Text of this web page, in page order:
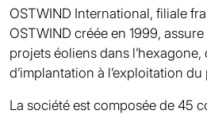
OSTWIND International, filiale
OSTWIND créée en 1999,
projets éoliens dans
d’implantation à l’exploitation du
La société est composée de 45